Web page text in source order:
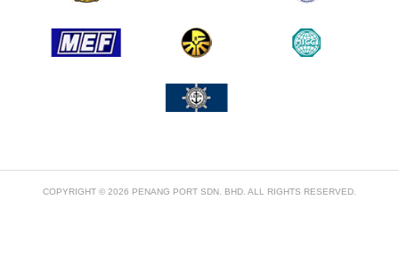
COPYRIGHT © 2026 PENANG PORT SDN. BHD. ALL RIGHTS RESERVED.